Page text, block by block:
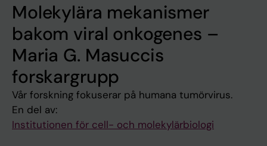
Molekylära mekanismer
bakom viral onkogenes –
Maria G. Masuccis
forskargrupp
Vår forskning fokuserar på humana tumörvirus.
En del av:
Institutionen för cell- och molekylärbiologi